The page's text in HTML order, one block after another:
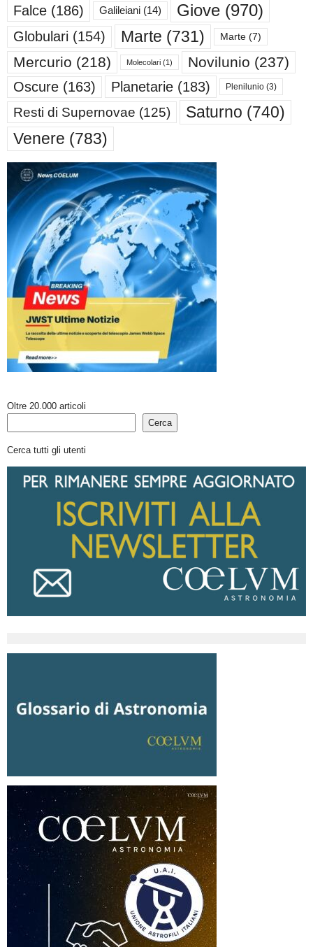
Falce (186) Galileiani (14) Giove (970)
Globulari (154) Marte (731) Marte (7)
Mercurio (218) Molecolari (1) Novilunio (237)
Oscure (163) Planetarie (183) Plenilunio (3)
Resti di Supernovae (125) Saturno (740)
Venere (783)
Oltre 20.000 articoli
Cerca
Cerca tutti gli utenti